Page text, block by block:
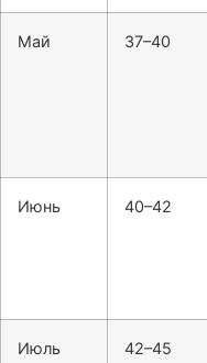
Май 37–40
Июнь 40–42
Июль 42–45